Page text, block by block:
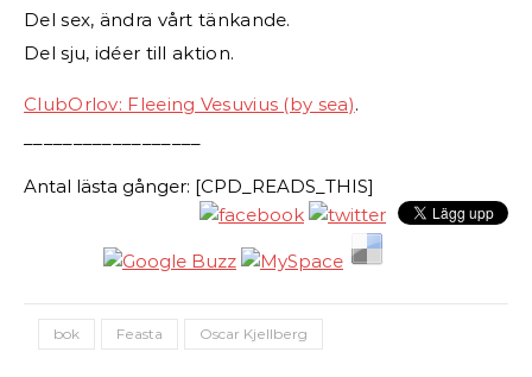
Del sex, ändra vårt tänkande.
Del sju, idéer till aktion.
ClubOrlov: Fleeing Vesuvius (by sea).
Antal lästa gånger: [CPD_READS_THIS]
bok Feasta Oscar Kjellberg